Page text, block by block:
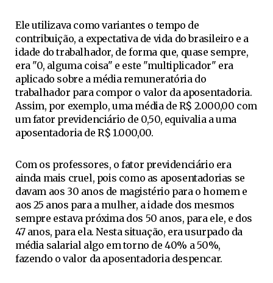
Ele utilizava como variantes o tempo de
contribuição, a expectativa de vida do brasileiro e a
idade do trabalhador, de forma que, quase sempre,
era "0, alguma coisa" e este "multiplicador" era
aplicado sobre a média remuneratória do
trabalhador para compor o valor da aposentadoria.
Assim, por exemplo, uma média de R$ 2.000,00 com
um fator previdenciário de 0,50, equivalia a uma
aposentadoria de R$ 1.000,00.
Com os professores, o fator previdenciário era
ainda mais cruel, pois como as aposentadorias se
davam aos 30 anos de magistério para o homem e
aos 25 anos para a mulher, a idade dos mesmos
sempre estava próxima dos 50 anos, para ele, e dos
47 anos, para ela. Nesta situação, era usurpado da
média salarial algo em torno de 40% a 50%,
fazendo o valor da aposentadoria despencar.